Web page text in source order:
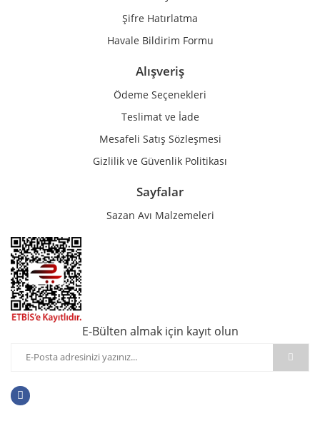
Şifre Hatırlatma
Havale Bildirim Formu
Alışveriş
Ödeme Seçenekleri
Teslimat ve İade
Mesafeli Satış Sözleşmesi
Gizlilik ve Güvenlik Politikası
Sayfalar
Sazan Avı Malzemeleri
E-Bülten almak için kayıt olun